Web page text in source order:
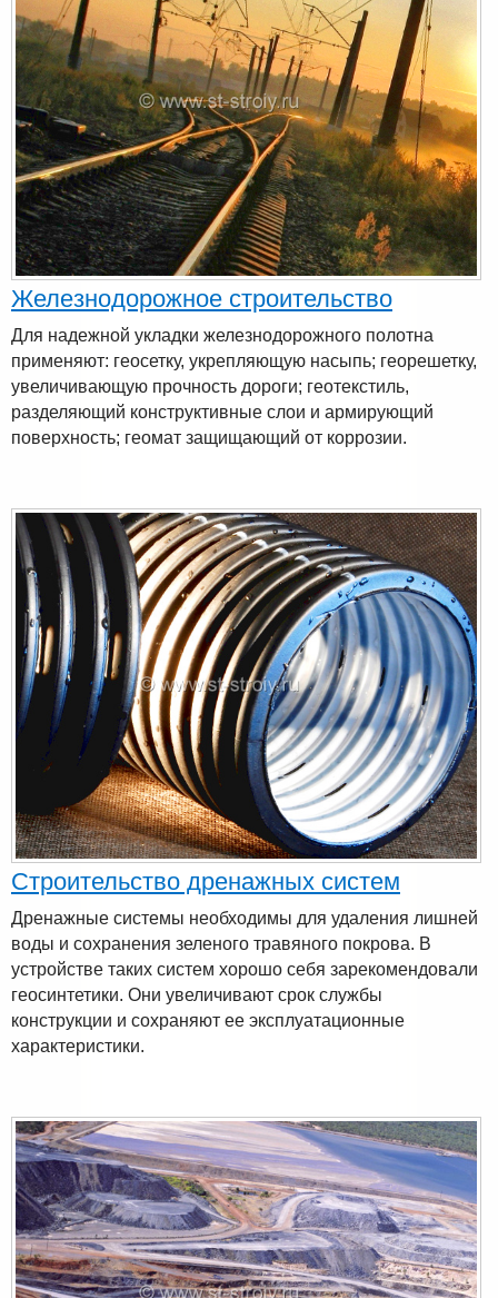
Железнодорожное строительство
Для надежной укладки железнодорожного полотна
применяют: геосетку, укрепляющую насыпь; георешетку,
увеличивающую прочность дороги; геотекстиль,
разделяющий конструктивные слои и армирующий
поверхность; геомат защищающий от коррозии.
Строительство дренажных систем
Дренажные системы необходимы для удаления лишней
воды и сохранения зеленого травяного покрова. В
устройстве таких систем хорошо себя зарекомендовали
геосинтетики. Они увеличивают срок службы
конструкции и сохраняют ее эксплуатационные
характеристики.